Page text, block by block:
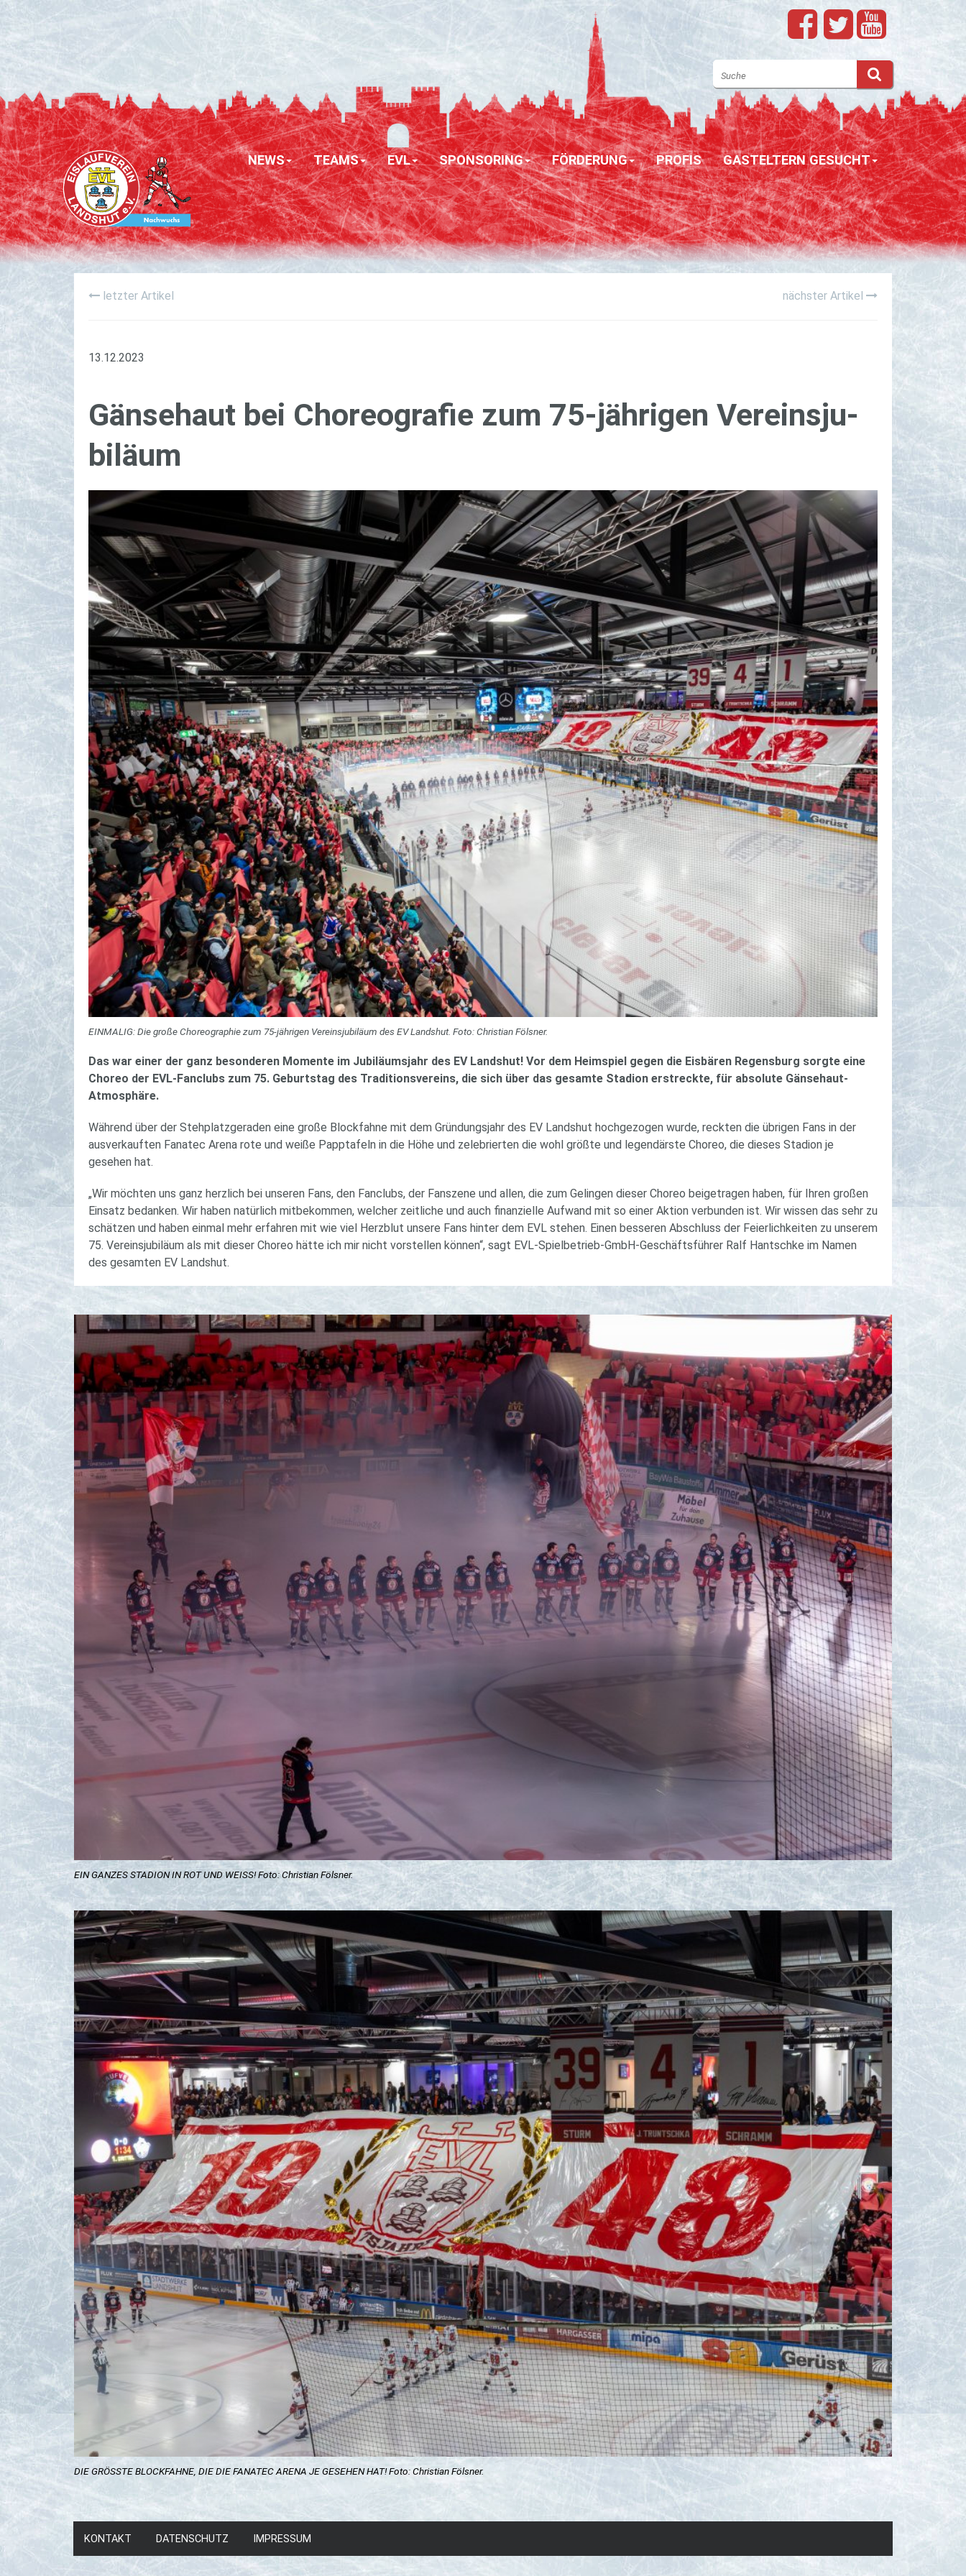
NEWS TEAMS EVL SPONSORING FÖRDERUNG PROFIS GASTELTERN GESUCHT
letzter Artikel nächster Artikel
13.12.2023
Gän­­se­haut bei Cho­reo­­gra­­fie zum 75-jäh­ri­­gen Ver­eins­ju­­
bi­lä­um
EINMALIG: Die große Choreographie zum 75-jährigen Vereinsjubiläum des EV Landshut. Foto: Christian Fölsner.
Das war einer der ganz besonderen Momente im Jubiläumsjahr des EV Landshut! Vor dem Heimspiel gegen die Eisbären Regensburg sorgte eine
Choreo der EVL-Fanclubs zum 75. Geburtstag des Traditionsvereins, die sich über das gesamte Stadion erstreckte, für absolute Gänsehaut-
Atmosphäre.
Während über der Stehplatzgeraden eine große Blockfahne mit dem Gründungsjahr des EV Landshut hochgezogen wurde, reckten die übrigen Fans in der
ausverkauften Fanatec Arena rote und weiße Papptafeln in die Höhe und zelebrierten die wohl größte und legendärste Choreo, die dieses Stadion je
gesehen hat.
„Wir möchten uns ganz herzlich bei unseren Fans, den Fanclubs, der Fanszene und allen, die zum Gelingen dieser Choreo beigetragen haben, für Ihren großen
Einsatz bedanken. Wir haben natürlich mitbekommen, welcher zeitliche und auch finanzielle Aufwand mit so einer Aktion verbunden ist. Wir wissen das sehr zu
schätzen und haben einmal mehr erfahren mit wie viel Herzblut unsere Fans hinter dem EVL stehen. Einen besseren Abschluss der Feierlichkeiten zu unserem
75. Vereinsjubiläum als mit dieser Choreo hätte ich mir nicht vorstellen können“, sagt EVL-Spielbetrieb-GmbH-Geschäftsführer Ralf Hantschke im Namen
des gesamten EV Landshut.
EIN GANZES STADION IN ROT UND WEISS! Foto: Christian Fölsner.
DIE GRÖSSTE BLOCKFAHNE, DIE DIE FANATEC ARENA JE GESEHEN HAT! Foto: Christian Fölsner.
KONTAKT DATENSCHUTZ IMPRESSUM